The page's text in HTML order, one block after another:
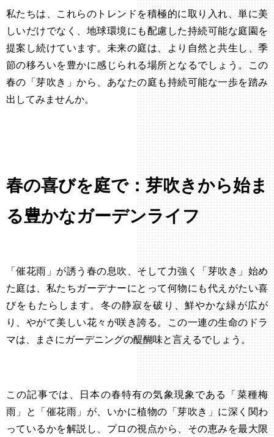
私たちは、これらのトレンドを積極的に取り入れ、単に美
しいだけでなく、地球環境にも配慮した持続可能な庭園を
提案し続けています。未来の庭は、より自然と共生し、季
節の移ろいを豊かに感じられる場所となるでしょう。この
春の「芽吹き」から、あなたの庭も持続可能な一歩を踏み
出してみませんか。
春の喜びを庭で：芽吹きから始ま
る豊かなガーデンライフ
「催花雨」が誘う春の息吹、そして力強く「芽吹き」始め
た庭は、私たちガーデナーにとって何物にも代えがたい喜
びをもたらします。冬の静寂を破り、鮮やかな緑が広が
り、やがて美しい花々が咲き誇る。この一連の生命のドラ
マは、まさにガーデニングの醍醐味と言えるでしょう。
この記事では、日本の春特有の気象現象である「菜種梅
雨」と「催花雨」が、いかに植物の「芽吹き」に深く関わ
っているかを解説し、プロの視点から、その恵みを最大限